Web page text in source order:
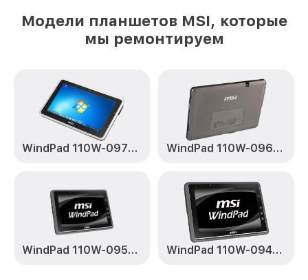
Модели планшетов MSI, которые
мы ремонтируем
WindPad 110W-097RU WindPad 110W-096RU
WindPad 110W-095RU WindPad 110W-094RU